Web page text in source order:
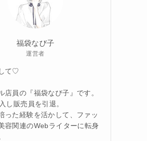
福袋なび子
運営者
て♡
店員の『福袋なび子』です。
し販売員を引退。
った経験を活かして、ファッ
容関連のWebライターに転身